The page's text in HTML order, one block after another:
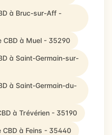
à Bruc-sur-Aff -
CBD à Muel - 35290
à Saint-Germain-sur-
à Saint-Germain-du-
à Trévérien - 35190
à Feins - 35440